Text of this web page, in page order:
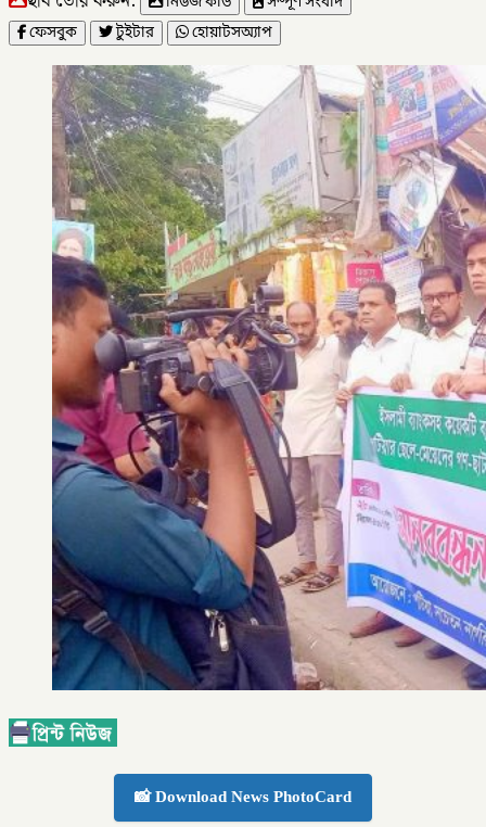
ফেসবুক
টুইটার হোয়াটসঅ্যাপ
📸 Download News PhotoCard